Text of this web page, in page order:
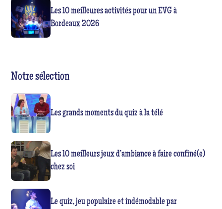
Les 10 meilleures activités pour un EVG à
Bordeaux 2026
Notre sélection
Les grands moments du quiz à la télé
Les 10 meilleurs jeux d’ambiance à faire confiné(e)
chez soi
Le quiz, jeu populaire et indémodable par